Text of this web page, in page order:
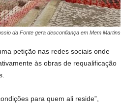
da Fonte gera desconfiança em Mem Martins
petição nas redes sociais onde
às obras de requalificação
para quem ali reside”,